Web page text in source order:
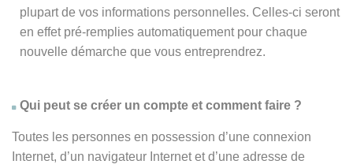
plupart de vos informations personnelles. Celles-ci seront
en effet pré-remplies automatiquement pour chaque
nouvelle démarche que vous entreprendrez.
Qui peut se créer un compte et comment faire ?
Toutes les personnes en possession d’une connexion
Internet, d’un navigateur Internet et d’une adresse de